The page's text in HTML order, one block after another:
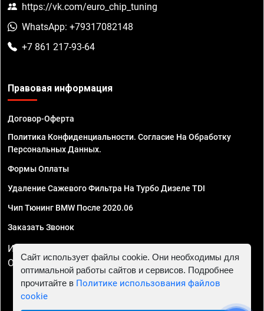
https://vk.com/euro_chip_tuning
WhatsApp: +79317082148
+7 861 217-93-64
Правовая информация
Договор-Оферта
Политика Конфиденциальности. Согласие На Обработку
Персональных Данных.
Формы Оплаты
Удаление Сажевого Фильтра На Турбо Дизеле TDI
Чип Тюнинг BMW После 2020.06
Заказать Звонок
ИП Смирнов Георгий Павлович. ИНН 781302555843,
ОГРНИП 324470400032610
Сайт использует файлы cookie. Они необходимы для
оптимальной работы сайтов и сервисов. Подробнее
прочитайте в Политике использования файлов
cookie